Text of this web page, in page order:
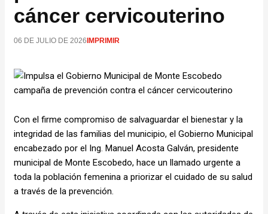
cáncer cervicouterino
06 DE JULIO DE 2026IMPRIMIR
Con el firme compromiso de salvaguardar el bienestar y la
integridad de las familias del municipio, el Gobierno Municipal
encabezado por el Ing. Manuel Acosta Galván, presidente
municipal de Monte Escobedo, hace un llamado urgente a
toda la población femenina a priorizar el cuidado de su salud
a través de la prevención.